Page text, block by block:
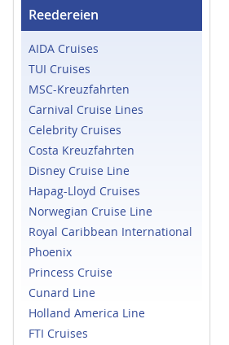
Reedereien
AIDA Cruises
TUI Cruises
MSC-Kreuzfahrten
Carnival Cruise Lines
Celebrity Cruises
Costa Kreuzfahrten
Disney Cruise Line
Hapag-Lloyd Cruises
Norwegian Cruise Line
Royal Caribbean International
Phoenix
Princess Cruise
Cunard Line
Holland America Line
FTI Cruises